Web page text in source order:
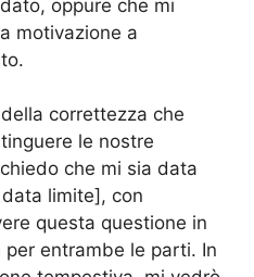
oppure che mi
motivazione a
correttezza che
le nostre
che mi sia data
limite], con
questa questione in
entrambe le parti. In